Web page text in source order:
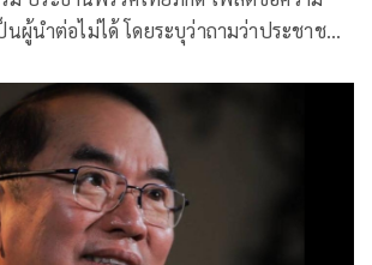
นผู้นำต่อไม่ได้ โดยระบุว่าถามว่าประชาชน